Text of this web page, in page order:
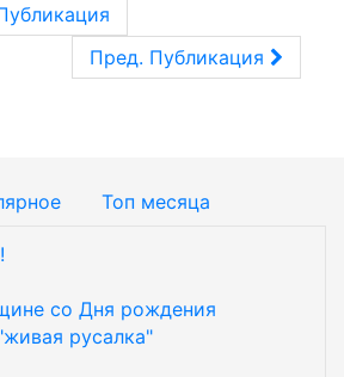
Пред. Публикация
Топ месяца
со Дня рождения
русалка"